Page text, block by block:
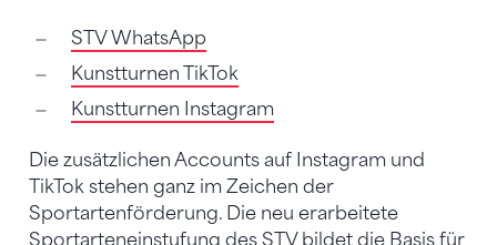
STV WhatsApp
Kunstturnen TikTok
Kunstturnen Instagram
Die zusätzlichen Accounts auf Instagram und
TikTok stehen ganz im Zeichen der
Sportartenförderung. Die neu erarbeitete
Sportarteneinstufung des STV bildet die Basis für